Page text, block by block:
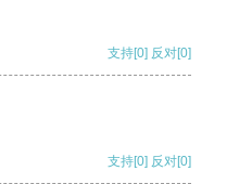
支持[0] 反对[0]
支持[0] 反对[0]